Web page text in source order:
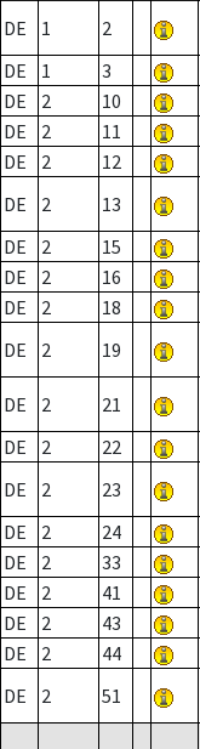
DE
1 2
DE
1 3
DE
2 10
DE
2 11
DE
2 12
DE
2 13
DE
2 15
DE
2 16
DE
2 18
DE
2 19
DE 2 21
DE
2 22
DE
2 23
DE
2 24
DE
2 33
DE
2 41
DE
2 43
DE
2 44
DE
2 51